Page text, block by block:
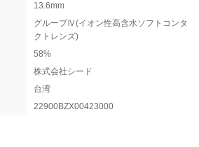
13.6mm
グループⅣ(イオン性高含水ソフトコンタ
クトレンズ)
58%
株式会社シード
台湾
22900BZX00423000